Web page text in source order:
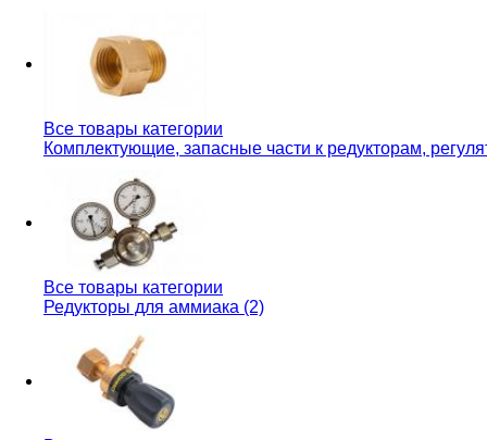
Все товары категории
Комплектующие, запасные части к редукторам,
Все товары категории
Редукторы для аммиака (2)